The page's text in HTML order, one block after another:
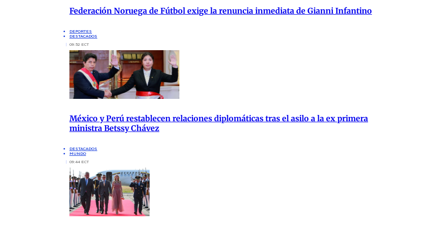
Federación Noruega de Fútbol exige la renuncia inmediata de Gianni Infantino
DEPORTES
DESTACADOS
09:52 ECT
México y Perú restablecen relaciones diplomáticas tras el asilo a la ex primera
ministra Betssy Chávez
DESTACADOS
MUNDO
09:44 ECT